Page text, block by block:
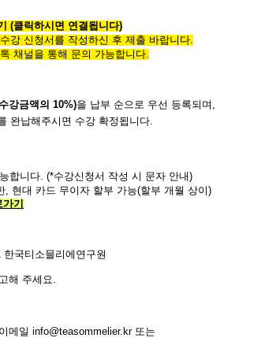
(클릭하시면 연결됩니다)
강 신청서를 작성하신 후 제출 바랍니다.
채널을 통해 문의 가능합니다.
수강금액의 10%)을 납부 순으로 우선 등록되며 ,
완납해주시면 수강 확정됩니다.
합니다. (*수강신청서 작성 시 문자 안내)
현대 카드 무이자 할부 가능(할부 개월 상이)
기
한국티소믈리에연구원
해 주세요.
이메일 info@teasommelier.kr 또는